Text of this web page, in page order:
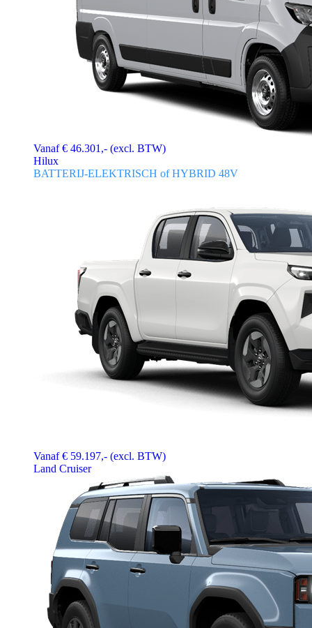
Vanaf € 46.301,- (excl. BTW)
Hilux
BATTERIJ-ELEKTRISCH of HYBRID 48V
Vanaf € 59.197,- (excl. BTW)
Land Cruiser